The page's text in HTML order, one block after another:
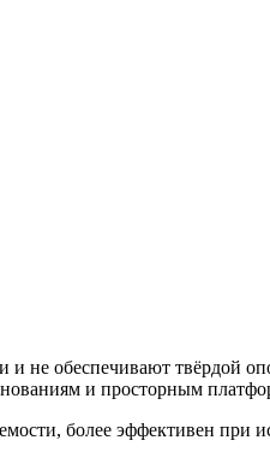
и не обеспечивают твёрдой
и просторным
более эффективен